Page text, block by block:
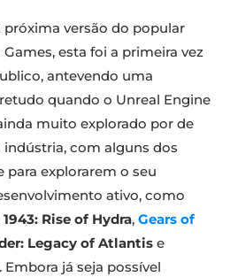
próxima versão do popular
esta foi a primeira vez
antevendo uma
quando o Unreal Engine
muito explorado por de
com alguns dos
explorarem o seu
ativo, como
Rise of Hydra, Gears of
Legacy of Atlantis e
já seja possível